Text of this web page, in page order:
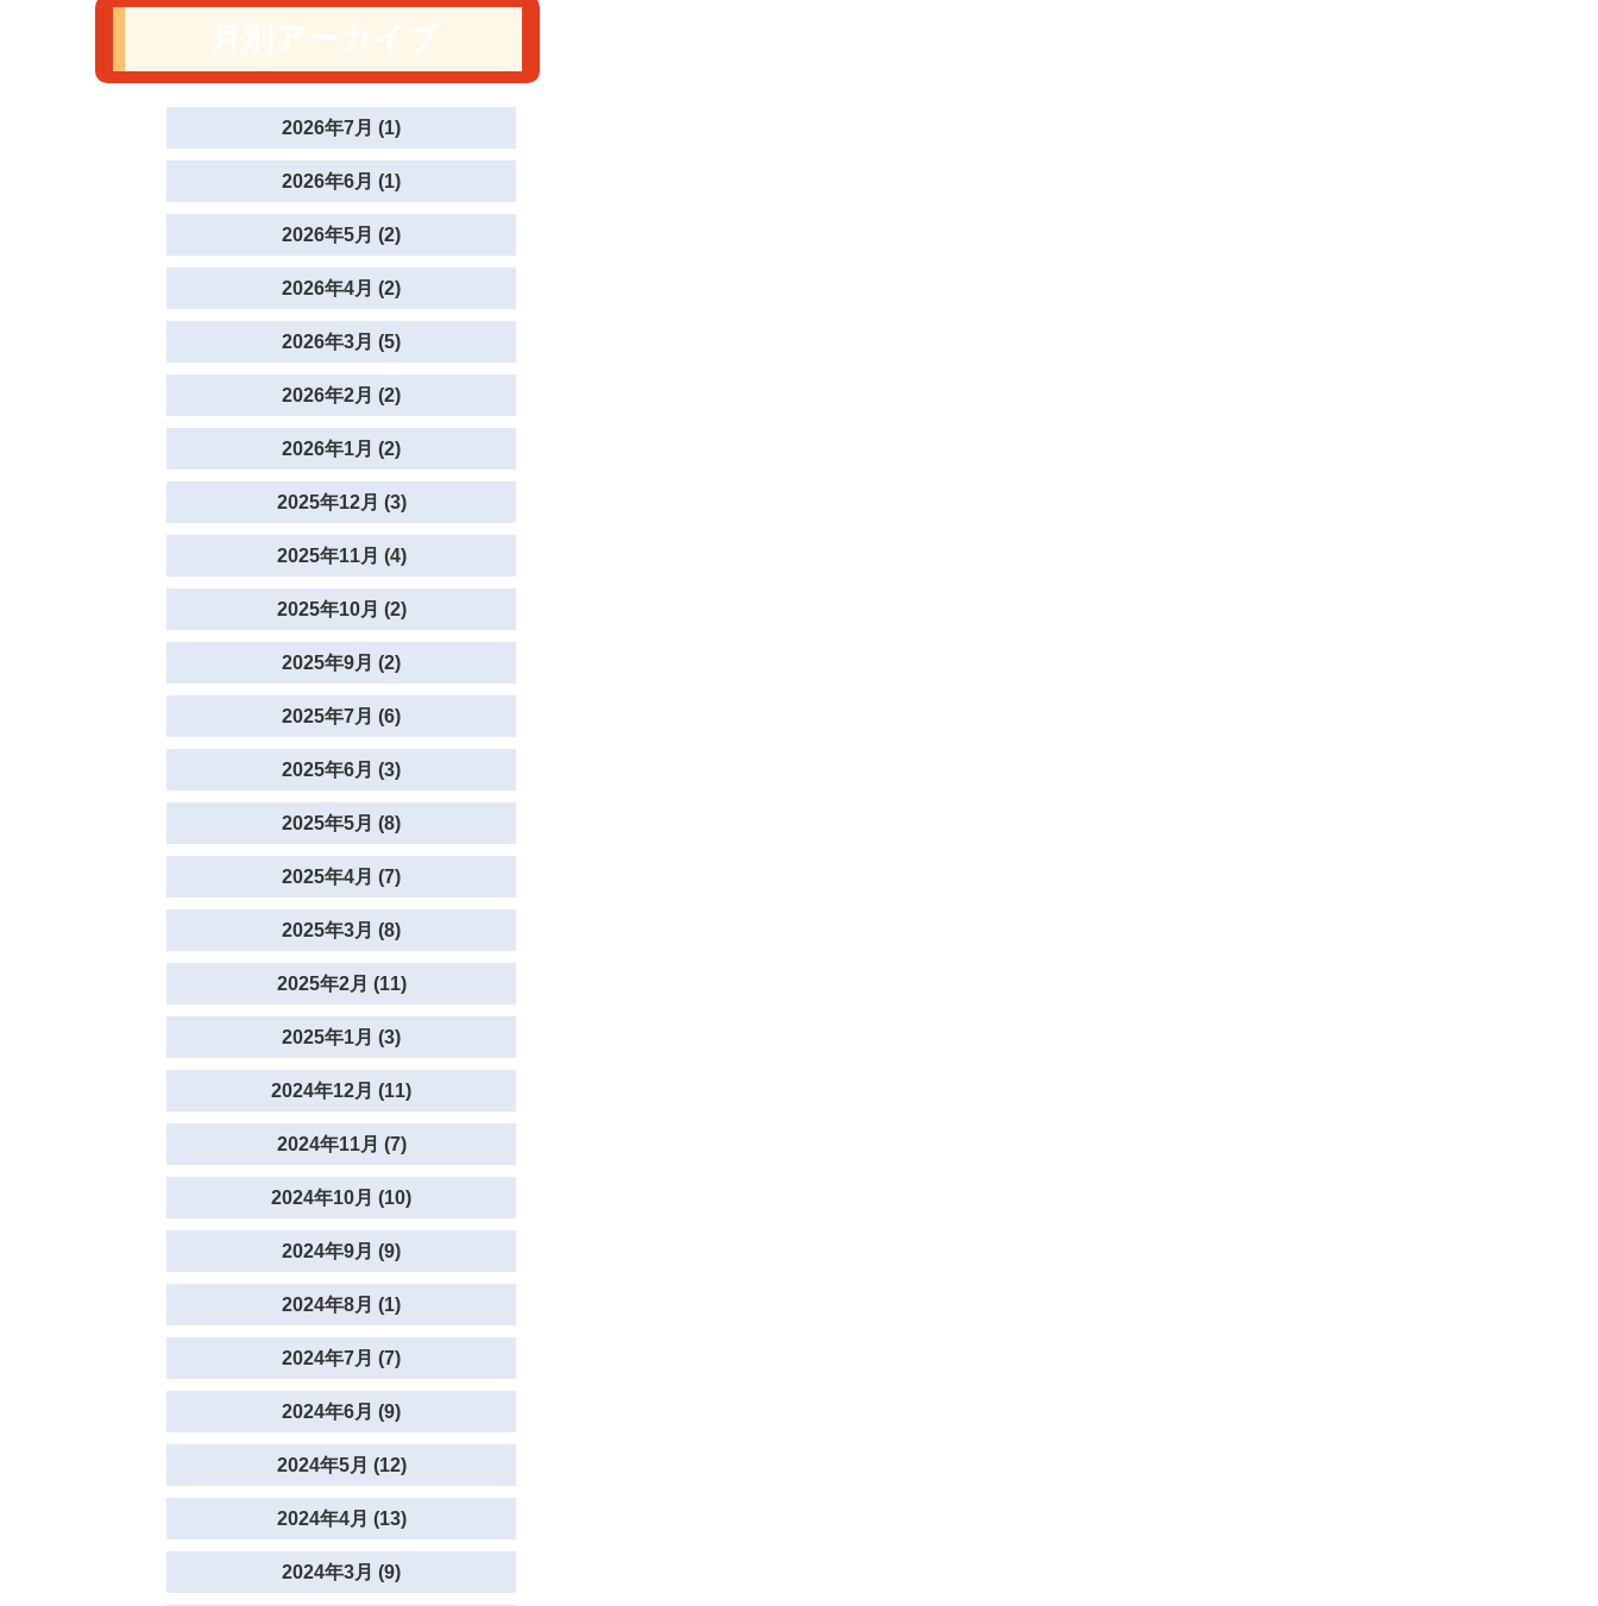
2026年7月 (1)
2026年6月 (1)
2026年5月 (2)
2026年4月 (2)
2026年3月 (5)
2026年2月 (2)
2026年1月 (2)
2025年12月 (3)
2025年11月 (4)
2025年10月 (2)
2025年9月 (2)
2025年7月 (6)
2025年6月 (3)
2025年5月 (8)
2025年4月 (7)
2025年3月 (8)
2025年2月 (11)
2025年1月 (3)
2024年12月 (11)
2024年11月 (7)
2024年10月 (10)
2024年9月 (9)
2024年8月 (1)
2024年7月 (7)
2024年6月 (9)
2024年5月 (12)
2024年4月 (13)
2024年3月 (9)